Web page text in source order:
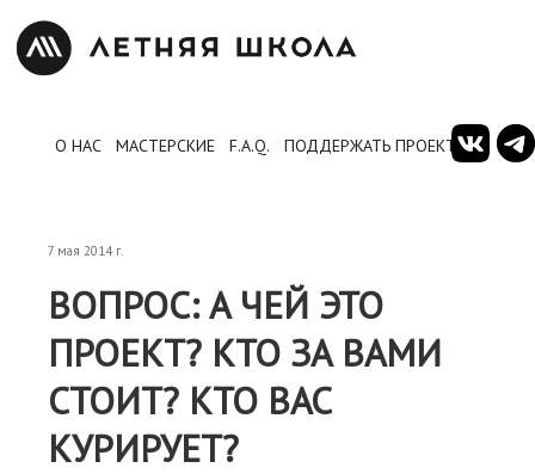
О НАС МАСТЕРСКИЕ F.A.Q. ПОДДЕРЖАТЬ ПРОЕКТ
7 мая 2014 г.
ВОПРОС: А ЧЕЙ ЭТО
ПРОЕКТ? КТО ЗА ВАМИ
СТОИТ? КТО ВАС
КУРИРУЕТ?